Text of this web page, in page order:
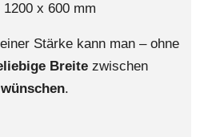
x 600 mm
Stärke kann man – ohne
Breite zwischen
wünschen.